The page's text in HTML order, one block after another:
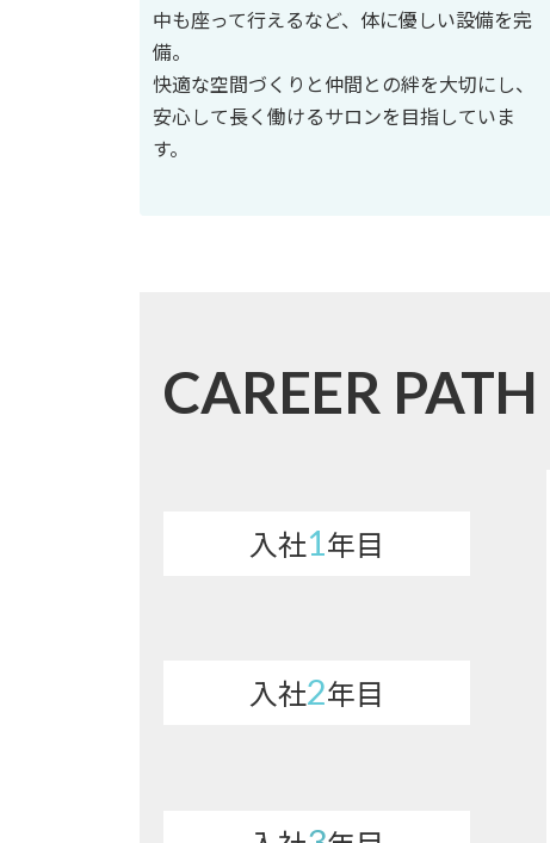
中も座って行えるなど、体に優しい設備を完
備。
快適な空間づくりと仲間との絆を大切にし、
安心して長く働けるサロンを目指していま
す。
CAREER PATH
入社1年目
入社2年目